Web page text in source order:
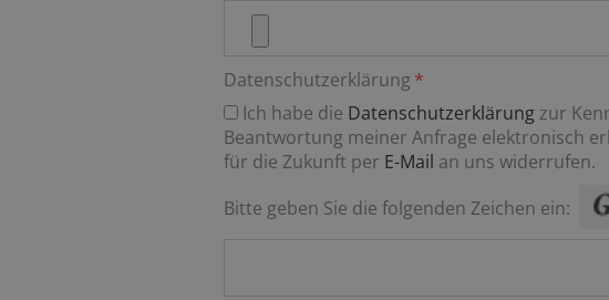
Datenschutzerklärung
Ich habe die Datenschutzerklärung zur
Beantwortung meiner Anfrage elektronisch
für die Zukunft per E-Mail an uns widerrufen.
Bitte geben Sie die folgenden Zeichen ein: